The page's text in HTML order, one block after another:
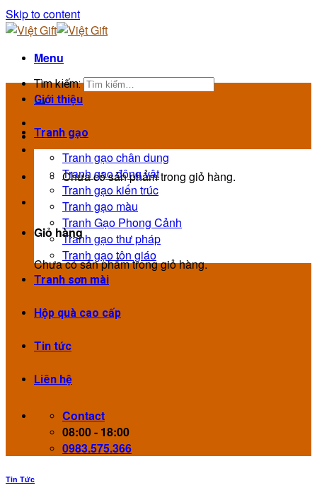
Skip to content
Menu
Tìm kiếm:
Chưa có sản phẩm trong giỏ hàng.
Giỏ hàng
Chưa có sản phẩm trong giỏ hàng.
Giới thiệu
Tranh gạo
Tranh gạo chân dung
Tranh gạo động vật
Tranh gạo kiến trúc
Tranh gạo màu
Tranh Gạo Phong Cảnh
Tranh gạo thư pháp
Tranh gạo tôn giáo
Tranh sơn mài
Hộp quà cao cấp
Tin tức
Liên hệ
Contact
08:00 - 18:00
0983.575.366
Tin Tức